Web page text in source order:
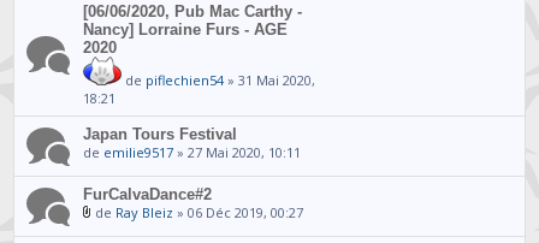
[06/06/2020, Pub Mac Carthy -
Nancy] Lorraine Furs - AGE
2020
de piflechien54» 31 Mai 2020,
18:21
Japan Tours Festival
de emilie9517 » 27 Mai 2020, 10:11
FurCalvaDance#2
de Ray Bleiz » 06 Déc 2019, 00:27